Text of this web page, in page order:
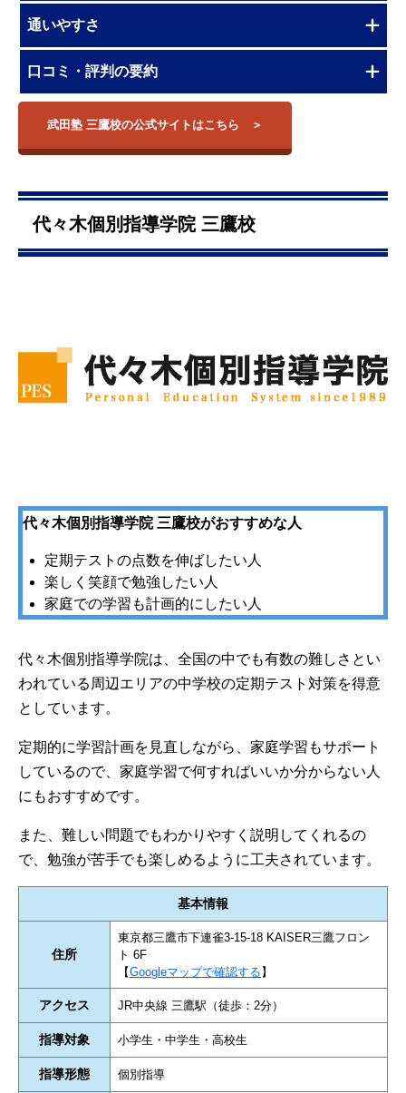
通いやすさ
口コミ・評判の要約
武田塾 三鷹校の公式サイトはこちら
代々木個別指導学院 三鷹校
代々木個別指導学院 三鷹校がおすすめな人
定期テストの点数を伸ばしたい人
楽しく笑顔で勉強したい人
家庭での学習も計画的にしたい人
代々木個別指導学院は、全国の中でも有数の難しさとい
われている周辺エリアの中学校の定期テスト対策を得意
としています。
定期的に学習計画を見直しながら、家庭学習もサポート
しているので、家庭学習で何すればいいか分からない人
にもおすすめです。
また、難しい問題でもわかりやすく説明してくれるの
で、勉強が苦手でも楽しめるように工夫されています。
基本情報
住所
東京都三鷹市下連雀3-15-18 KAISER三鷹フロン
ト 6F
【Googleマップで確認する 】
アクセス JR中央線 三鷹駅（徒歩：2分）
指導対象 小学生・中学生・高校生
指導形態 個別指導